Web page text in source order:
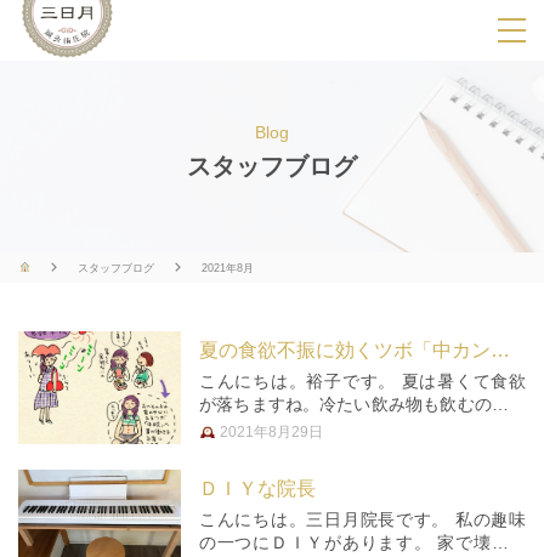
SPメニ
ー
展
用
ボ
Blog
スタッフブログ
スタッフブログ 2021年8月
夏の食欲不振に効くツボ「中カン（ちゅうかん）」
こんにちは。裕子です。 夏は暑くて食欲
が落ちますね。冷たい飲み物も飲むので、
胃腸の働きも弱まってしまうからなおさら
をしてみてはいかがでしょうか？…
2021年8月29日
ＤＩＹな院長
こんにちは。三日月院長です。 私の趣味
の一つにＤＩＹがあります。 家で壊れた